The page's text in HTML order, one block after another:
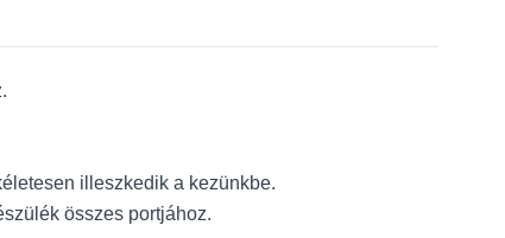
illeszkedik a kezünkbe.
összes portjához.